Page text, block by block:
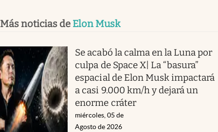
Más noticias de Elon Musk
Se acabó la calma en la Luna por
culpa de Space X| La “basura”
espacial de Elon Musk impactará
a casi 9.000 km/h y dejará un
enorme cráter
miércoles, 05 de
Agosto de 2026